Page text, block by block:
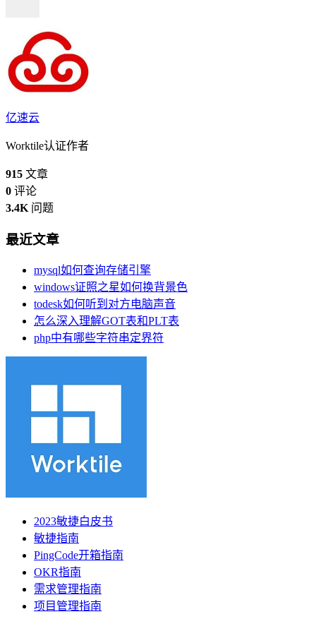
亿速云
Worktile认证作者
915 文章
0 评论
3.4K 问题
最近文章
mysql如何查询存储引擎
windows证照之星如何换背景色
todesk如何听到对方电脑声音
怎么深入理解GOT表和PLT表
php中有哪些字符串定界符
2023敏捷白皮书
敏捷指南
PingCode开箱指南
OKR指南
需求管理指南
项目管理指南